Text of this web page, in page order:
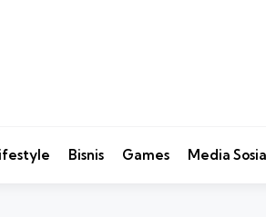
Bisnis Games Media